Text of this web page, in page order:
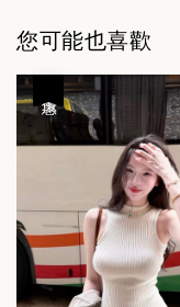
您可能也喜歡